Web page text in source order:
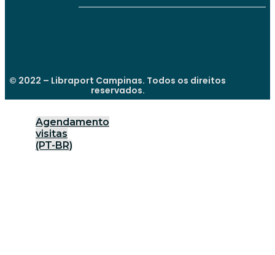
© 2022 – Libraport Campinas. Todos os direitos
reservados.
Agendamento
visitas
(PT-BR)